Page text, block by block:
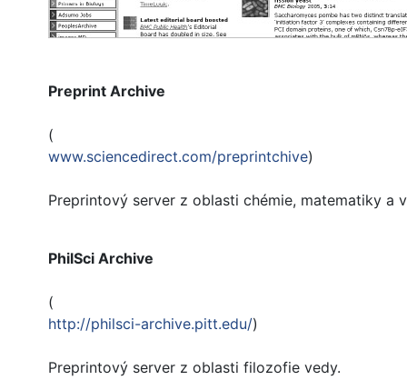
Preprint Archive
(
www.sciencedirect.com/preprintchive)
Preprintový server z oblasti chémie, matematiky a
PhilSci Archive
(
http://philsci-archive.pitt.edu/)
Preprintový server z oblasti filozofie vedy.